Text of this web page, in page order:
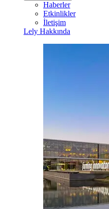
Haberler
Etkinlikler
İletişim
Lely Hakkında